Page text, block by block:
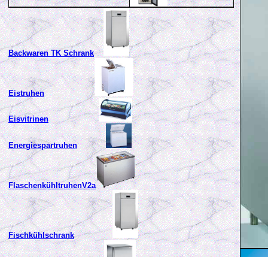
Backwaren TK Schrank
Eistruhen
Eisvitrinen
Energiespartruhen
FlaschenkühltruhenV2a
Fischkühlschrank